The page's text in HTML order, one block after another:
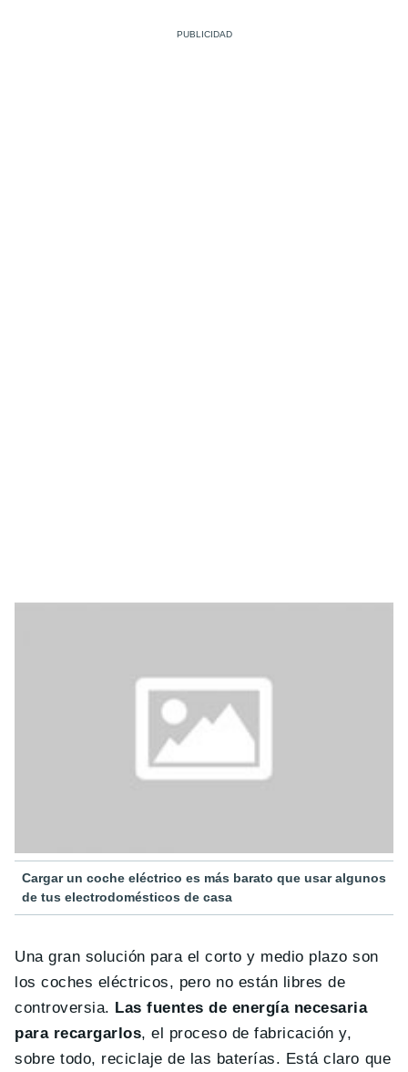
Cargar un coche eléctrico es más barato que usar algunos
de tus electrodomésticos de casa
Una gran solución para el corto y medio plazo son
los coches eléctricos, pero no están libres de
controversia. Las fuentes de energía necesaria
para recargarlos, el proceso de fabricación y,
sobre todo, reciclaje de las baterías. Está claro que